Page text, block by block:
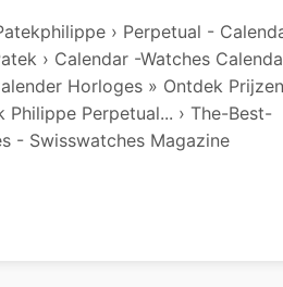
› Perpetual -
› Calendar -watches
Horloges » Ontdek Prijzen
Philippe Perpetual... › The-Best-
- Swisswatches Magazine